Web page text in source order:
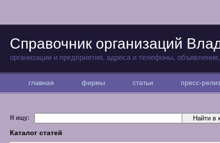
Справочник организаций
организации и предприятия, адреса и телефоны,
главная фирмы статьи пресс-
Я ищу:
Каталог статей